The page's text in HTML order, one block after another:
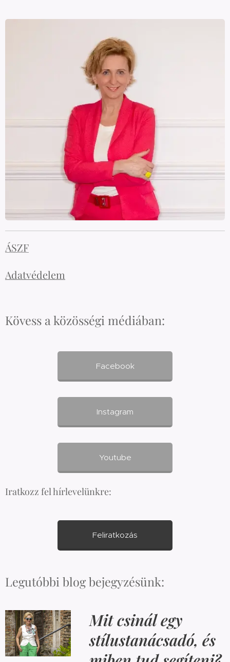
ÁSZF
Adatvédelem
Kövess a közösségi médiában:
Facebook
Instagram
Youtube
Iratkozz fel hírlevelünkre:
Feliratkozás
Legutóbbi blog bejegyzésünk:
Mit csinál egy
stílustanácsadó, és